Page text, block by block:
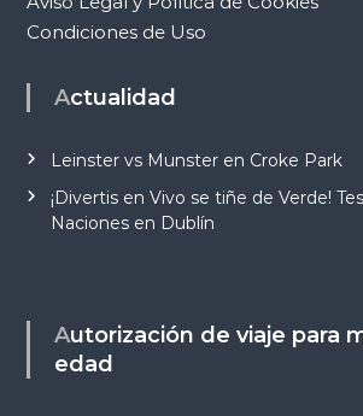
Condiciones de Uso
Actualidad
Leinster vs Munster en Croke Park
¡Divertis en Vivo se tiñe de Verde!
Naciones en Dublín
Autorización de viaje para menores de
edad